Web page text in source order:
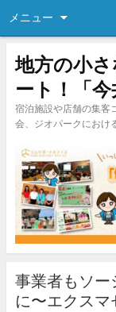
メニュー
地方の小
ート！「
宿泊施設や店舗の集客
会、ジオパークにおけ
事業者もソ
に〜エクス